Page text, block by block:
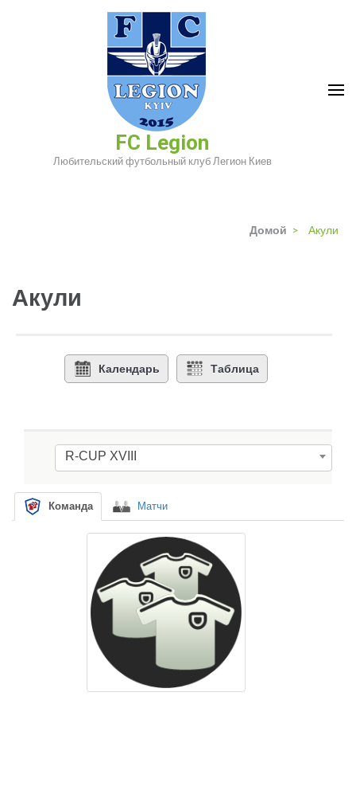
FC Legion
Любительский футбольный клуб Легион Киев
Домой > Акули
Акули
Календарь Таблица
R-CUP XVIII
Команда Матчи